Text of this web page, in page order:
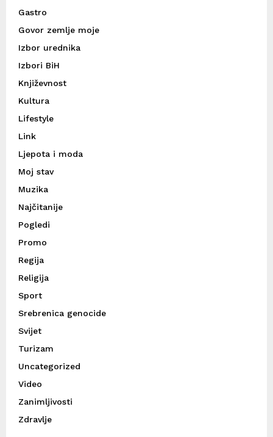
Gastro
Govor zemlje moje
Izbor urednika
Izbori BiH
Književnost
Kultura
Lifestyle
Link
Ljepota i moda
Moj stav
Muzika
Najčitanije
Pogledi
Promo
Regija
Religija
Sport
Srebrenica genocide
Svijet
Turizam
Uncategorized
Video
Zanimljivosti
Zdravlje